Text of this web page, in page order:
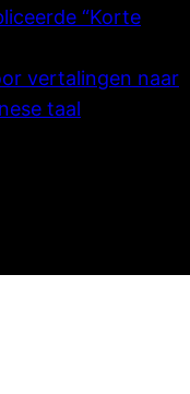
“Korte
vertalingen naar
taal